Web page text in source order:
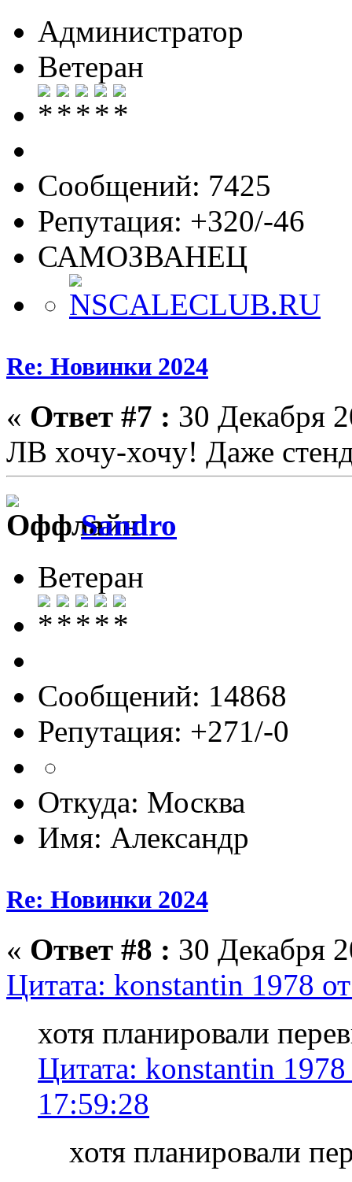
Администратор
Ветеран
Сообщений: 7425
Репутация: +320/-46
САМОЗВАНЕЦ
Re: Новинки 2024
« Ответ #7 : 30 Декабря
ЛВ хочу-хочу! Даже
Sandro
Ветеран
Сообщений: 14868
Репутация: +271/-0
Откуда: Москва
Имя: Александр
Re: Новинки 2024
« Ответ #8 : 30 Декабря
Цитата: konstantin 1978
хотя планировали
Цитата: konstantin
17:59:28
хотя планировали